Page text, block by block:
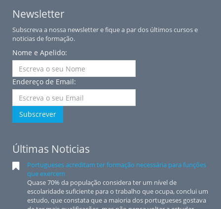
Newsletter
Subscreva a nossa newsletter e fique a par dos últimos cursos e
noticias de formação.
Nome e Apelido:
Endereço de Email:
Subscrever
Últimas Noticias
Portugueses acreditam ter formação necessária para funções
que exercem
Quase 70% da população considera ter um nível de
escolaridade suficiente para o trabalho que ocupa, conclui um
estudo, que constata que a maioria dos portugueses gostava